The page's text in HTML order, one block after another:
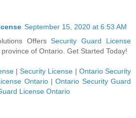
September 15, 2020 at 6:53 AM
OffersSecurity Guard License
of Ontario. Get Started Today!
| Security License | Ontario Security
Ontario|Ontario Security Guard
License Ontario